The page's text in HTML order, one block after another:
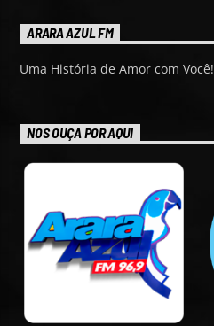
ARARA AZUL FM
Uma História de Amor com Você!
NOS OUÇA POR AQUI